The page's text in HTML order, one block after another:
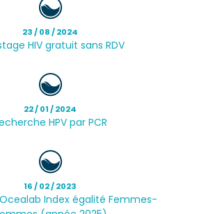
23 / 08 / 2024
HIV gratuit sans RDV
22 / 01 / 2024
HPV par PCR
16 / 02 / 2023
Index égalité Femmes-